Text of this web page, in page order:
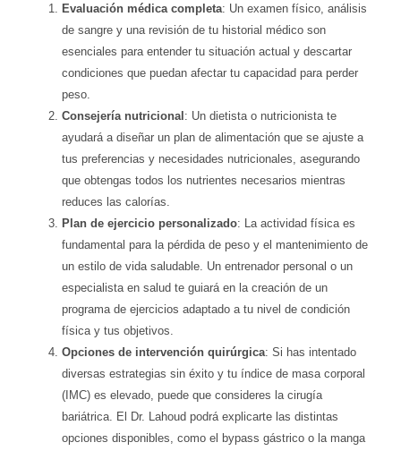
Evaluación médica completa: Un examen físico, análisis
de sangre y una revisión de tu historial médico son
esenciales para entender tu situación actual y descartar
condiciones que puedan afectar tu capacidad para perder
peso.
Consejería nutricional : Un dietista o nutricionista te
ayudará a diseñar un plan de alimentación que se ajuste a
tus preferencias y necesidades nutricionales, asegurando
que obtengas todos los nutrientes necesarios mientras
reduces las calorías.
Plan de ejercicio personalizado: La actividad física es
fundamental para la pérdida de peso y el mantenimiento de
un estilo de vida saludable. Un entrenador personal o un
especialista en salud te guiará en la creación de un
programa de ejercicios adaptado a tu nivel de condición
física y tus objetivos.
Opciones de intervención quirúrgica: Si has intentado
diversas estrategias sin éxito y tu índice de masa corporal
(IMC) es elevado, puede que consideres la cirugía
bariátrica. El Dr. Lahoud podrá explicarte las distintas
opciones disponibles, como el bypass gástrico o la manga